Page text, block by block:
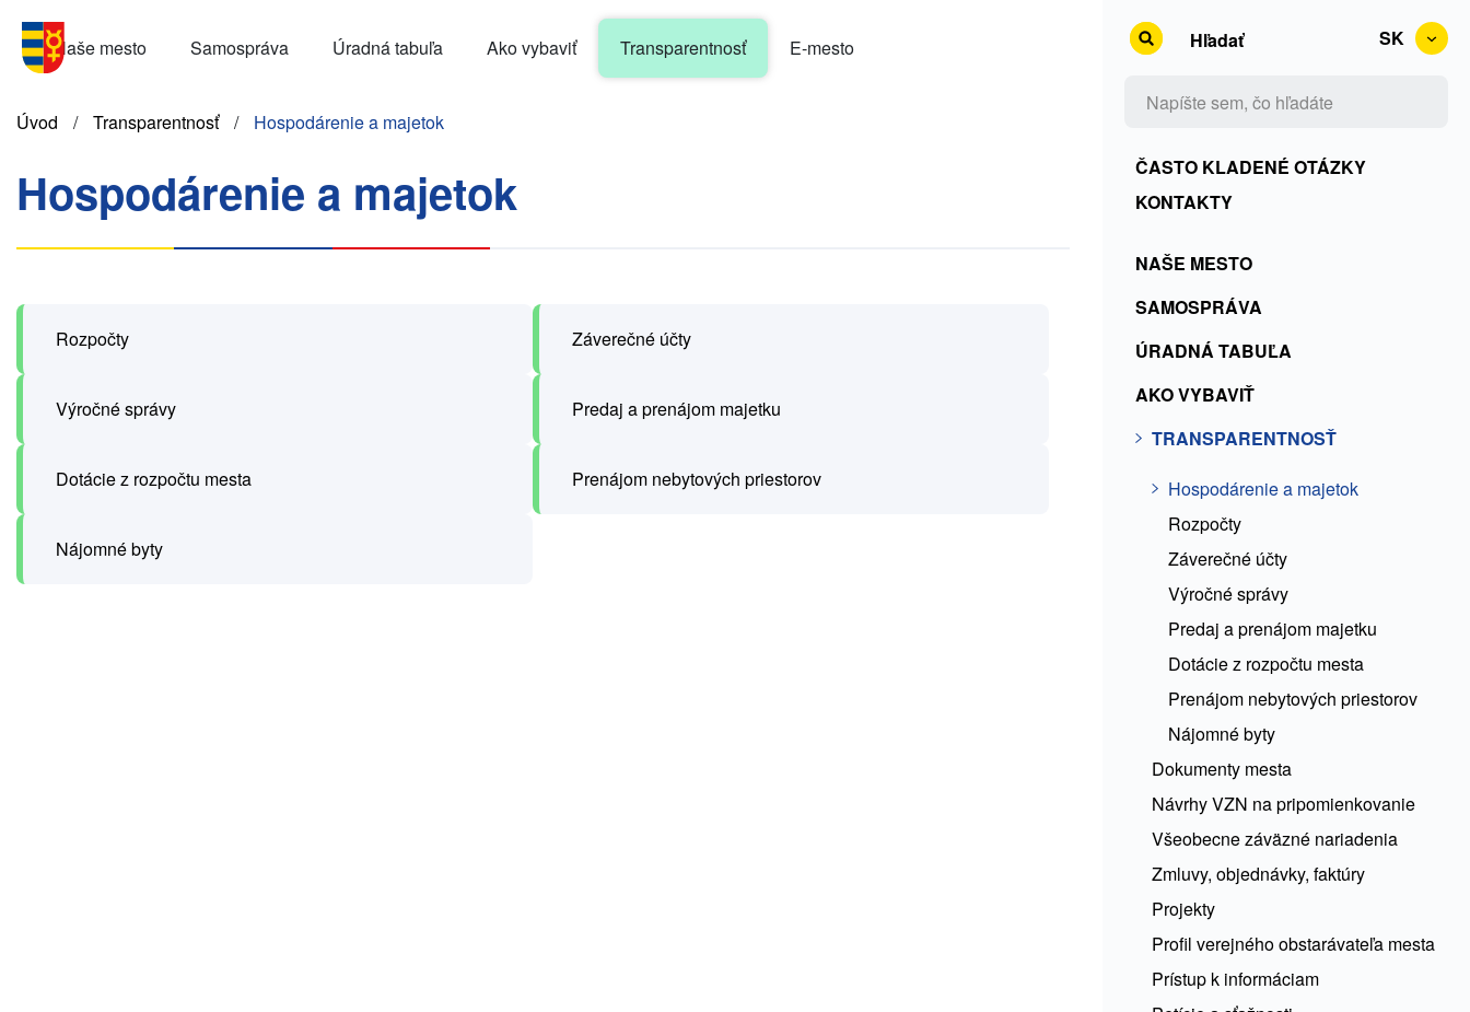
hlavný
Menu
SK
Naše mesto Samospráva Úradná tabuľa Ako vybaviť Transparentnosť E-mesto
Omrvinka
Úvod Transparentnosť Hospodárenie a majetok
Hospodárenie a majetok
Rozpočty Záverečné účty
Výročné správy Predaj a prenájom majetku
Dotácie z rozpočtu mesta Prenájom nebytových priestorov
Nájomné byty
SK
Kontakty
+
Rss
+
ČKO
ČASTO KLADENÉ OTÁZKY
KONTAKTY
Transparentnosť
NAŠE MESTO
SAMOSPRÁVA
ÚRADNÁ TABUĽA
AKO VYBAVIŤ
TRANSPARENTNOSŤ
Hospodárenie a majetok
Rozpočty
Záverečné účty
Výročné správy
Predaj a prenájom majetku
Dotácie z rozpočtu mesta
Prenájom nebytových priestorov
Nájomné byty
Dokumenty mesta
Návrhy VZN na pripomienkovanie
Všeobecne záväzné nariadenia
Zmluvy, objednávky, faktúry
Projekty
Profil verejného obstarávateľa mesta
Prístup k informáciam